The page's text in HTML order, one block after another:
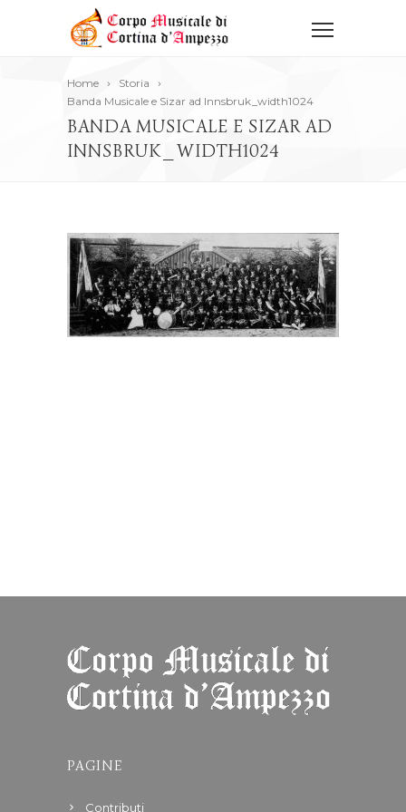
Home
Storia
Banda Musicale e Sizar ad Innsbruk_width1024
BANDA MUSICALE E SIZAR AD
INNSBRUK_WIDTH1024
PAGINE
Contributi